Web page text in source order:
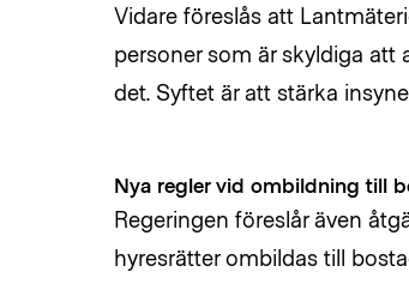
Vidare föreslås att
personer som är skyldiga
det. Syftet är att stärka
Nya regler vid ombildning till
Regeringen föreslår även
hyresrätter ombildas till